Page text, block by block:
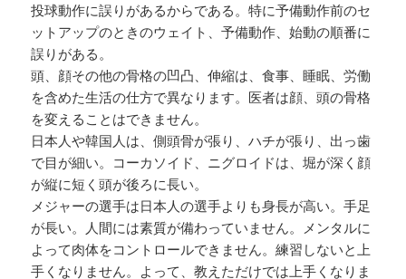
投球動作に誤りがあるからである。特に予備動作前のセ
ットアップのときのウェイト、予備動作、始動の順番に
誤りがある。
頭、顔その他の骨格の凹凸、伸縮は、食事、睡眠、労働
を含めた生活の仕方で異なります。医者は顔、頭の骨格
を変えることはできません。
日本人や韓国人は、側頭骨が張り、ハチが張り、出っ歯
で目が細い。コーカソイド、ニグロイドは、堀が深く顔
が縦に短く頭が後ろに長い。
メジャーの選手は日本人の選手よりも身長が高い。手足
が長い。人間には素質が備わっていません。メンタルに
よって肉体をコントロールできません。練習しないと上
手くなりません。よって、教えただけでは上手くなりま